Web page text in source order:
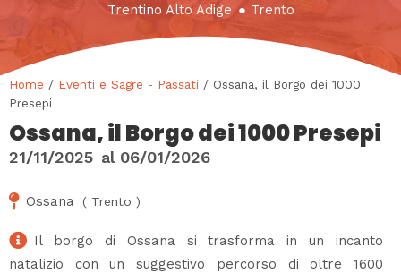
Trentino Alto Adige ● Trento
Home / Eventi e Sagre - Passati / Ossana, il Borgo dei 1000
Presepi
Ossana, il Borgo dei 1000 Presepi
21/11/2025 al 06/01/2026
Ossana ( Trento )
Il borgo di Ossana si trasforma in un incanto
natalizio con un suggestivo percorso di oltre 1600